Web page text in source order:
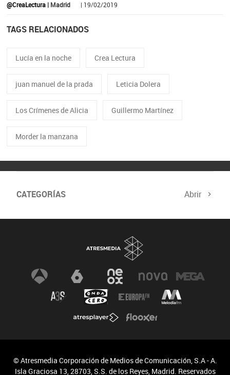
@CreaLectura| Madrid | 19/02/2019
TAGS RELACIONADOS
Lucía en la noche Crea Lectura
juan manuel de la prada Leticia Dolera
Los Crímenes de Alicia Guillermo Martínez
Morder la manzana
CATEGORÍAS Abrir
© Atresmedia Corporación de Medios de Comunicación, S.A - A.
Isla Graciosa 13, 28703, S.S. de los Reyes, Madrid. Reservados